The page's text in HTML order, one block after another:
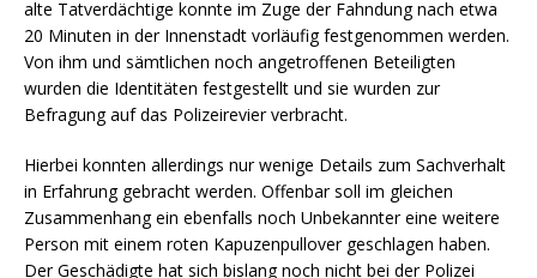
alte Tatverdächtige konnte im Zuge der Fahndung nach etwa
20 Minuten in der Innenstadt vorläufig festgenommen werden.
Von ihm und sämtlichen noch angetroffenen Beteiligten
wurden die Identitäten festgestellt und sie wurden zur
Befragung auf das Polizeirevier verbracht.
Hierbei konnten allerdings nur wenige Details zum Sachverhalt
in Erfahrung gebracht werden. Offenbar soll im gleichen
Zusammenhang ein ebenfalls noch Unbekannter eine weitere
Person mit einem roten Kapuzenpullover geschlagen haben.
Der Geschädigte hat sich bislang noch nicht bei der Polizei